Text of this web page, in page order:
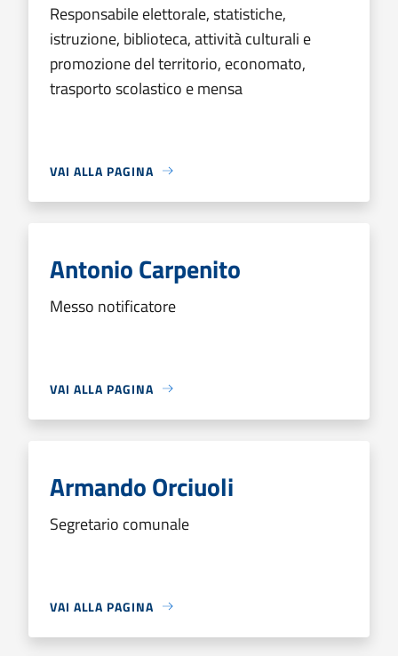
Responsabile elettorale, statistiche,
istruzione, biblioteca, attività culturali e
promozione del territorio, economato,
trasporto scolastico e mensa
VAI ALLA PAGINA
Antonio Carpenito
Messo notificatore
VAI ALLA PAGINA
Armando Orciuoli
Segretario comunale
VAI ALLA PAGINA